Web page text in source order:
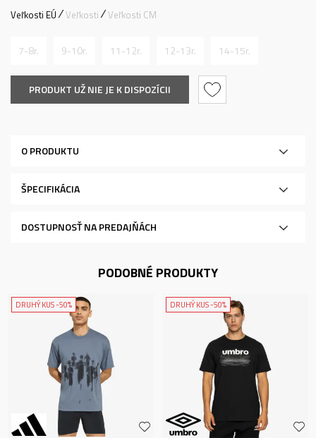
Veľkosti EÚ Veľkosti Veľkosti CM
7-8r. 9-10r. 11-12r. 12-13r. 14-15r.
PRODUKT UŽ NIE JE K DISPOZÍCII
O PRODUKTU
ŠPECIFIKÁCIA
DOSTUPNOSŤ NA PREDAJŇÁCH
PODOBNÉ PRODUKTY
DRUHÝ KUS -50% DRUHÝ KUS -50%